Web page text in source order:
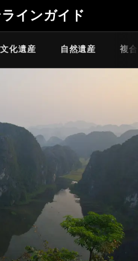
インガイド
文化遺産 自然遺産 複